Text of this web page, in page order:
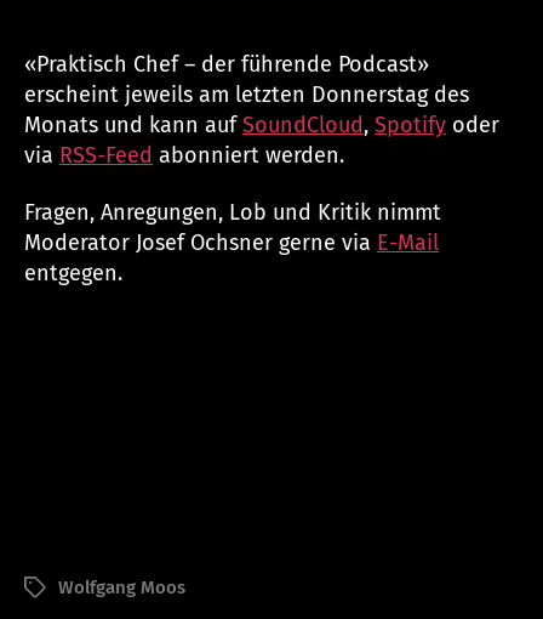
«Praktisch Chef – der führende Podcast»
erscheint jeweils am letzten Donnerstag des
Monats und kann aufSoundCloud, Spotify oder
via RSS-Feed abonniert werden.
Fragen, Anregungen, Lob und Kritik nimmt
Moderator Josef Ochsner gerne via E-Mail
entgegen.
Schlagwörter
Wolfgang Moos